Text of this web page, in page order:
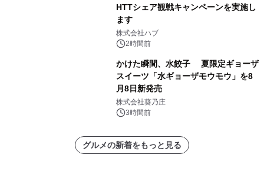
HTTシェア観戦キャンペーンを実施し
ます
株式会社ハブ
2時間前
かけた瞬間、水餃子 夏限定ギョーザ
スイーツ「水ギョーザモウモウ」を8
月8日新発売
株式会社葵乃庄
3時間前
グルメの新着をもっと見る